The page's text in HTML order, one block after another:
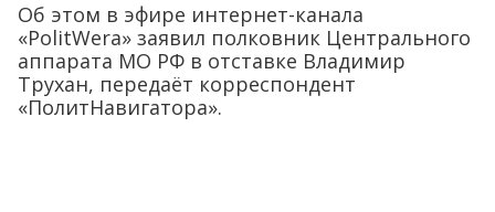
Об этом в эфире интернет-канала
«PolitWera» заявил полковник Центрального
аппарата МО РФ в отставке Владимир
Трухан, передаёт корреспондент
«ПолитНавигатора».